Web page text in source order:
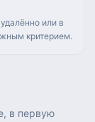
или в
критерием.
в первую